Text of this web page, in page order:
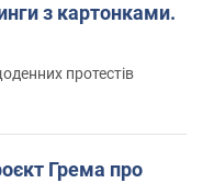
з картонками.
протестів
Грема про